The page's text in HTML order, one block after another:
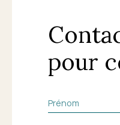
pour
Prénom